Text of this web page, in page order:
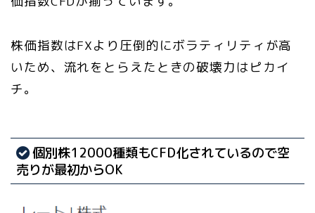
株価指数はFXより圧倒的にボラティリティが高
いため、流れをとらえたときの破壊力はピカイ
チ。
個別株12000種類もCFD化されているので空
売りが最初からOK